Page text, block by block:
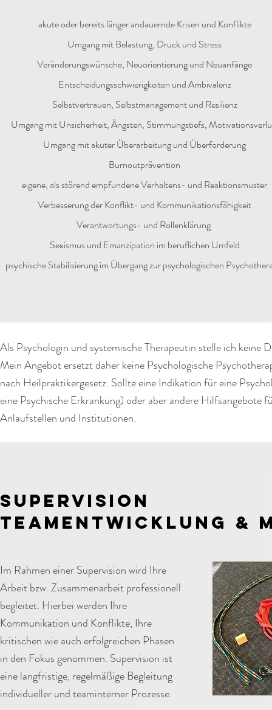
akute oder bereits länger andauernde Krisen und Konflikte
Umgang mit Belastung, Druck und Stress
Veränderungswünsche, Neuorientierung und Neuanfänge
Entscheidungsschwierigkeiten und Ambivalenz
Selbstvertrauen, Selbstmanagement und Resilienz
Umgang mit Unsicherheit, Ängsten, Stimmungstiefs,
Umgang mit akuter Überarbeitung und Überforderung
Burnoutprävention
eigene, als störend empfundene Verhaltens- und Reaktionsmuster
Verbesserung der Konflikt- und Kommunikationsfähigkeit
Verantwortungs- und Rollenklärung
Sexismus und Emanzipation im beruflichen Umfeld
psychische Stabilisierung im Übergang zur psychologischen
Als Psychologin und systemische Therapeutin stelle ich keine
Mein Angebot ersetzt daher keine Psychologische
nach Heilpraktikergesetz. Sollte eine Indikation für eine
eine Psychische Erkrankung) oder aber andere Hilfsangebote
Anlaufstellen und Institutionen.
SUPERVISION
teamentwicklung &
Im Rahmen einer Supervision wird Ihre
Arbeit bzw. Zusammenarbeit professionell
begleitet. Hierbei werden Ihre
Kommunikation und Konflikte, Ihre
kritischen wie auch erfolgreichen Phasen
in den Fokus genommen. Supervision ist
eine langfristige, regelmäßige Begleitung
individueller und teaminterner Prozesse.